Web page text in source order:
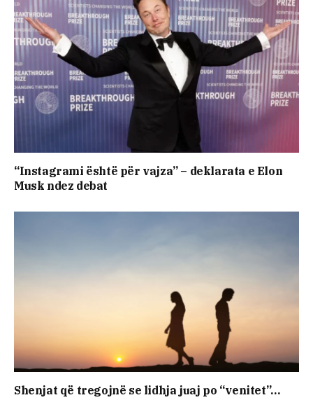
“Instagrami është për vajza” – deklarata e Elon
Musk ndez debat
Shenjat që tregojnë se lidhja juaj po “venitet”…